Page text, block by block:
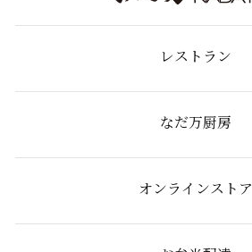
レストラン
なだ万厨房
オンラインストア